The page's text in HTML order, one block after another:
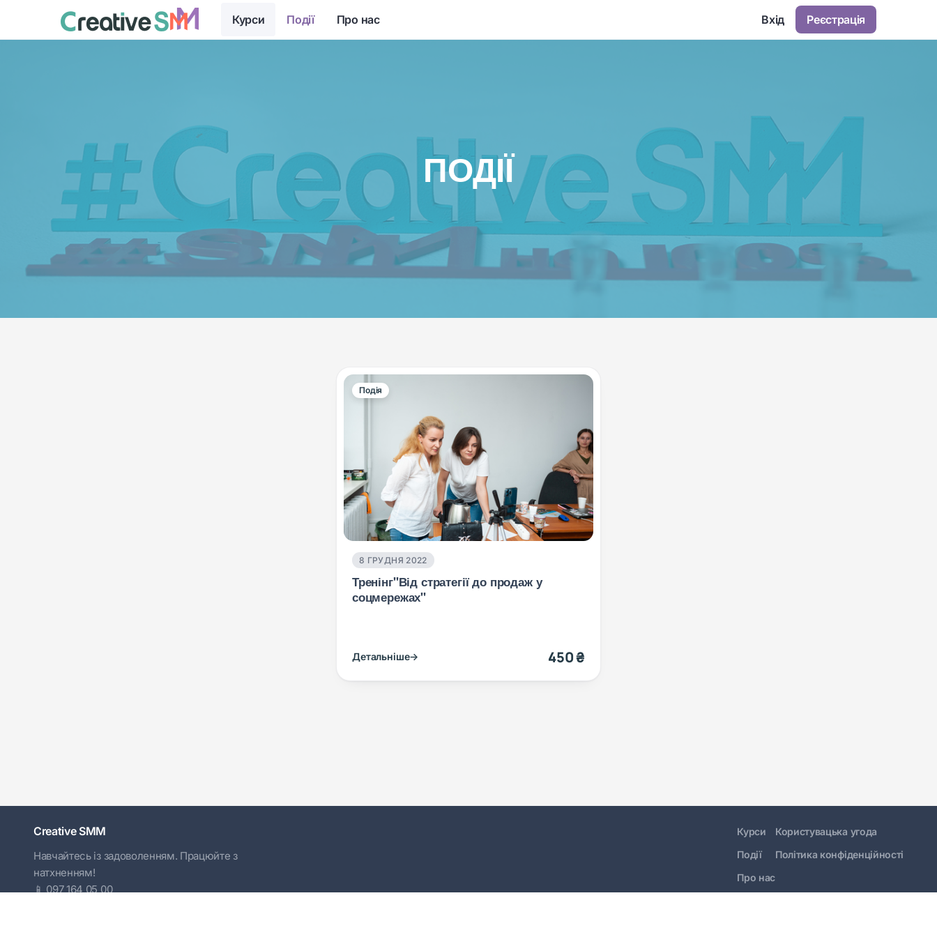
Курси Події Про нас Вхід Реєстрація
ПОДІЇ
Подія
8 ГРУДНЯ 2022
Тренінг"Від стратегії до продаж у
соцмережах"
Детальніше→ 450 ₴
Creative SMM
Навчайтесь із задоволенням. Працюйте з
натхненням!
📱 097 164 05 00
Курси
Події
Про нас
Користувацька угода
Політика конфіденційності